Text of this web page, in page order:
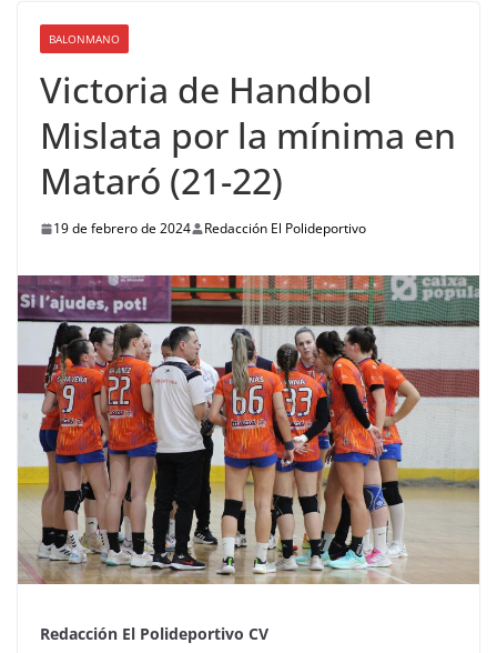
BALONMANO
Victoria de Handbol
Mislata por la mínima en
Mataró (21-22)
19 de febrero de 2024 Redacción El Polideportivo
Redacción El Polideportivo CV